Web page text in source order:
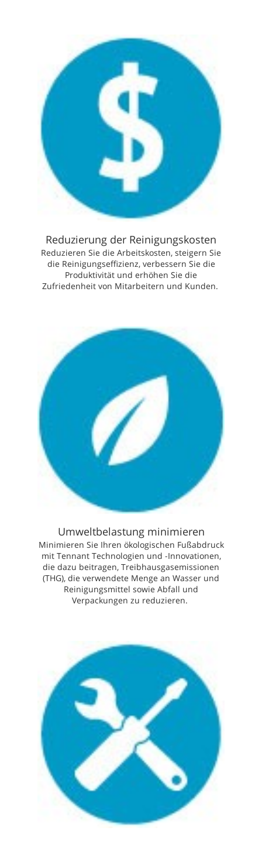
Reduzierung der Reinigungskosten
Reduzieren Sie die Arbeitskosten, steigern Sie
die Reinigungseffizienz, verbessern Sie die
Produktivität und erhöhen Sie die
Zufriedenheit von Mitarbeitern und Kunden.
Umweltbelastung minimieren
Minimieren Sie Ihren ökologischen Fußabdruck
mit Tennant Technologien und -Innovationen,
die dazu beitragen, Treibhausgasemissionen
(THG), die verwendete Menge an Wasser und
Reinigungsmittel sowie Abfall und
Verpackungen zu reduzieren.